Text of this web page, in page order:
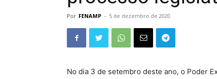
Por FENAMP - 5 de dezembro de 2020
No dia 3 de setembro deste ano, o Poder